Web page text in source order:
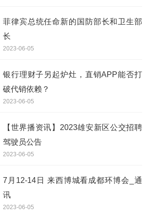
菲律宾总统任命新的国防部长和卫生部
长
2023-06-05
银行理财子另起炉灶，直销APP能否打
破代销依赖？
2023-06-05
【世界播资讯】2023雄安新区公交招聘
驾驶员公告
2023-06-05
7月12-14日 来西博城看成都环博会_通
讯
2023-06-05